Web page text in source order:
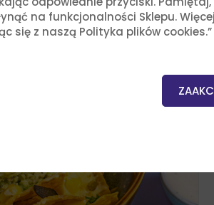
na funkcjonalności Sklepu.
się z naszą Polityka plików cookies.”